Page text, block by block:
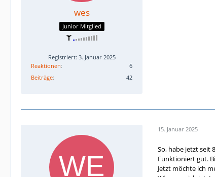
wes
Junior Mitglied
Registriert: 3. Januar 2025
Reaktionen
6
Beiträge
42
15. Januar 2025
So, habe jetzt seit
Funktioniert gut.
Jetzt möchte ich